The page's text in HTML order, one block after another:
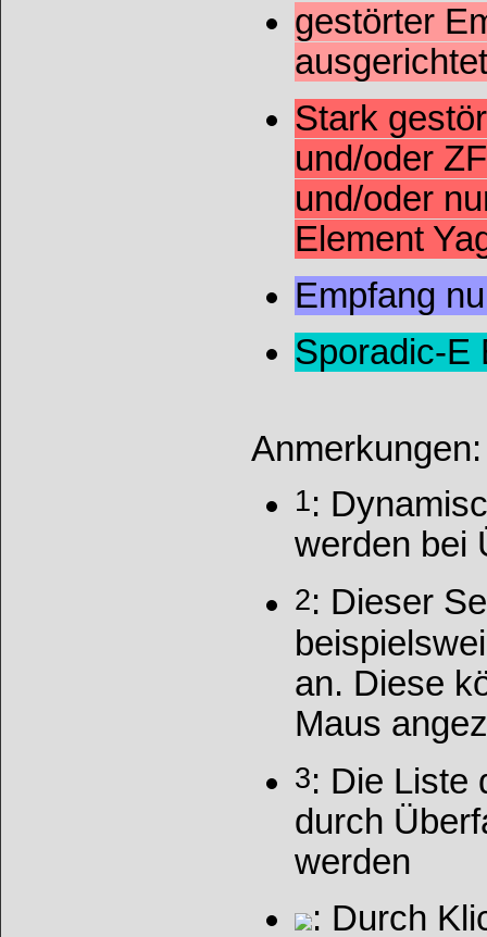
gestörter
Stark
und/oder
und/oder
Element
Empfang
Sporadic-E
Anmerkungen:
1:
werden bei
2: Dieser
an. Diese
Maus
3: Die Liste
durch
werden
: Durch